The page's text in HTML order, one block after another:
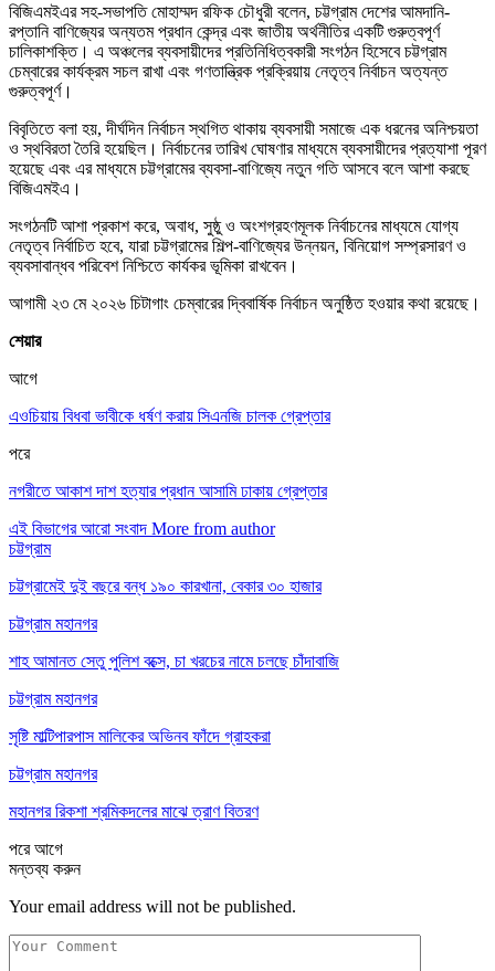
বিজিএমইএর সহ-সভাপতি মোহাম্মদ রফিক চৌধুরী বলেন, চট্টগ্রাম দেশের আমদানি-
রপ্তানি বাণিজ্যের অন্যতম প্রধান কেন্দ্র এবং জাতীয় অর্থনীতির একটি গুরুত্বপূর্ণ
চালিকাশক্তি। এ অঞ্চলের ব্যবসায়ীদের প্রতিনিধিত্বকারী সংগঠন হিসেবে চট্টগ্রাম
চেম্বারের কার্যক্রম সচল রাখা এবং গণতান্ত্রিক প্রক্রিয়ায় নেতৃত্ব নির্বাচন অত্যন্ত
গুরুত্বপূর্ণ।
বিবৃতিতে বলা হয়, দীর্ঘদিন নির্বাচন স্থগিত থাকায় ব্যবসায়ী সমাজে এক ধরনের অনিশ্চয়তা
ও স্থবিরতা তৈরি হয়েছিল। নির্বাচনের তারিখ ঘোষণার মাধ্যমে ব্যবসায়ীদের প্রত্যাশা পূরণ
হয়েছে এবং এর মাধ্যমে চট্টগ্রামের ব্যবসা-বাণিজ্যে নতুন গতি আসবে বলে আশা করছে
বিজিএমইএ।
সংগঠনটি আশা প্রকাশ করে, অবাধ, সুষ্ঠু ও অংশগ্রহণমূলক নির্বাচনের মাধ্যমে যোগ্য
নেতৃত্ব নির্বাচিত হবে, যারা চট্টগ্রামের শিল্প-বাণিজ্যের উন্নয়ন, বিনিয়োগ সম্প্রসারণ ও
ব্যবসাবান্ধব পরিবেশ নিশ্চিতে কার্যকর ভূমিকা রাখবেন।
আগামী ২৩ মে ২০২৬ চিটাগাং চেম্বারের দ্বিবার্ষিক নির্বাচন অনুষ্ঠিত হওয়ার কথা রয়েছে।
শেয়ার
আগে
এওচিয়ায় বিধবা ভাবীকে ধর্ষণ করায় সিএনজি চালক গ্রেপ্তার
পরে
নগরীতে আকাশ দাশ হত্যার প্রধান আসামি ঢাকায় গ্রেপ্তার
এই বিভাগের আরো সংবাদ More from author
চট্টগ্রাম
চট্টগ্রামেই দুই বছরে বন্ধ ১৯০ কারখানা, বেকার ৩০ হাজার
চট্টগ্রাম মহানগর
শাহ আমানত সেতু পুলিশ বক্সে, চা খরচের নামে চলছে চাঁদাবাজি
চট্টগ্রাম মহানগর
সৃষ্টি মাল্টিপারপাস মালিকের অভিনব ফাঁদে গ্রাহকরা
চট্টগ্রাম মহানগর
মহানগর রিকশা শ্রমিকদলের মাঝে ত্রাণ বিতরণ
পরেআগে
মন্তব্য করুন
Your email address will not be published.